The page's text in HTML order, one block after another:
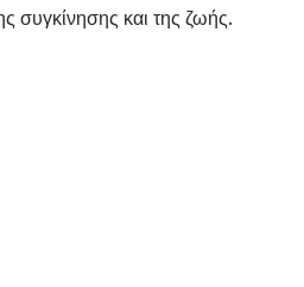
συγκίνησης και της ζωής.